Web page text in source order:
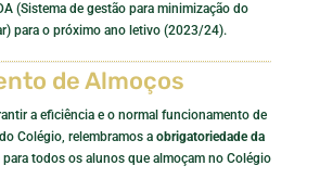
(Sistema de gestão para minimização do
para o próximo ano letivo (2023/24).
de Almoços
a eficiência e o normal funcionamento de
Colégio, relembramos a obrigatoriedade da
para todos os alunos que almoçam no Colégio